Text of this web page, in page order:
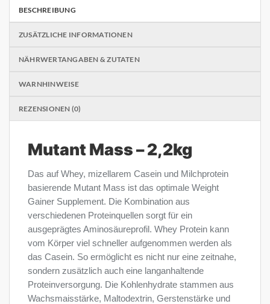
BESCHREIBUNG
ZUSÄTZLICHE INFORMATIONEN
NÄHRWERTANGABEN & ZUTATEN
WARNHINWEISE
REZENSIONEN (0)
Mutant Mass – 2,2kg
Das auf Whey, mizellarem Casein und Milchprotein
basierende Mutant Mass ist das optimale Weight
Gainer Supplement. Die Kombination aus
verschiedenen Proteinquellen sorgt für ein
ausgeprägtes Aminosäureprofil. Whey Protein kann
vom Körper viel schneller aufgenommen werden als
das Casein. So ermöglicht es nicht nur eine zeitnahe,
sondern zusätzlich auch eine langanhaltende
Proteinversorgung. Die Kohlenhydrate stammen aus
Wachsmaisstärke, Maltodextrin, Gerstenstärke und